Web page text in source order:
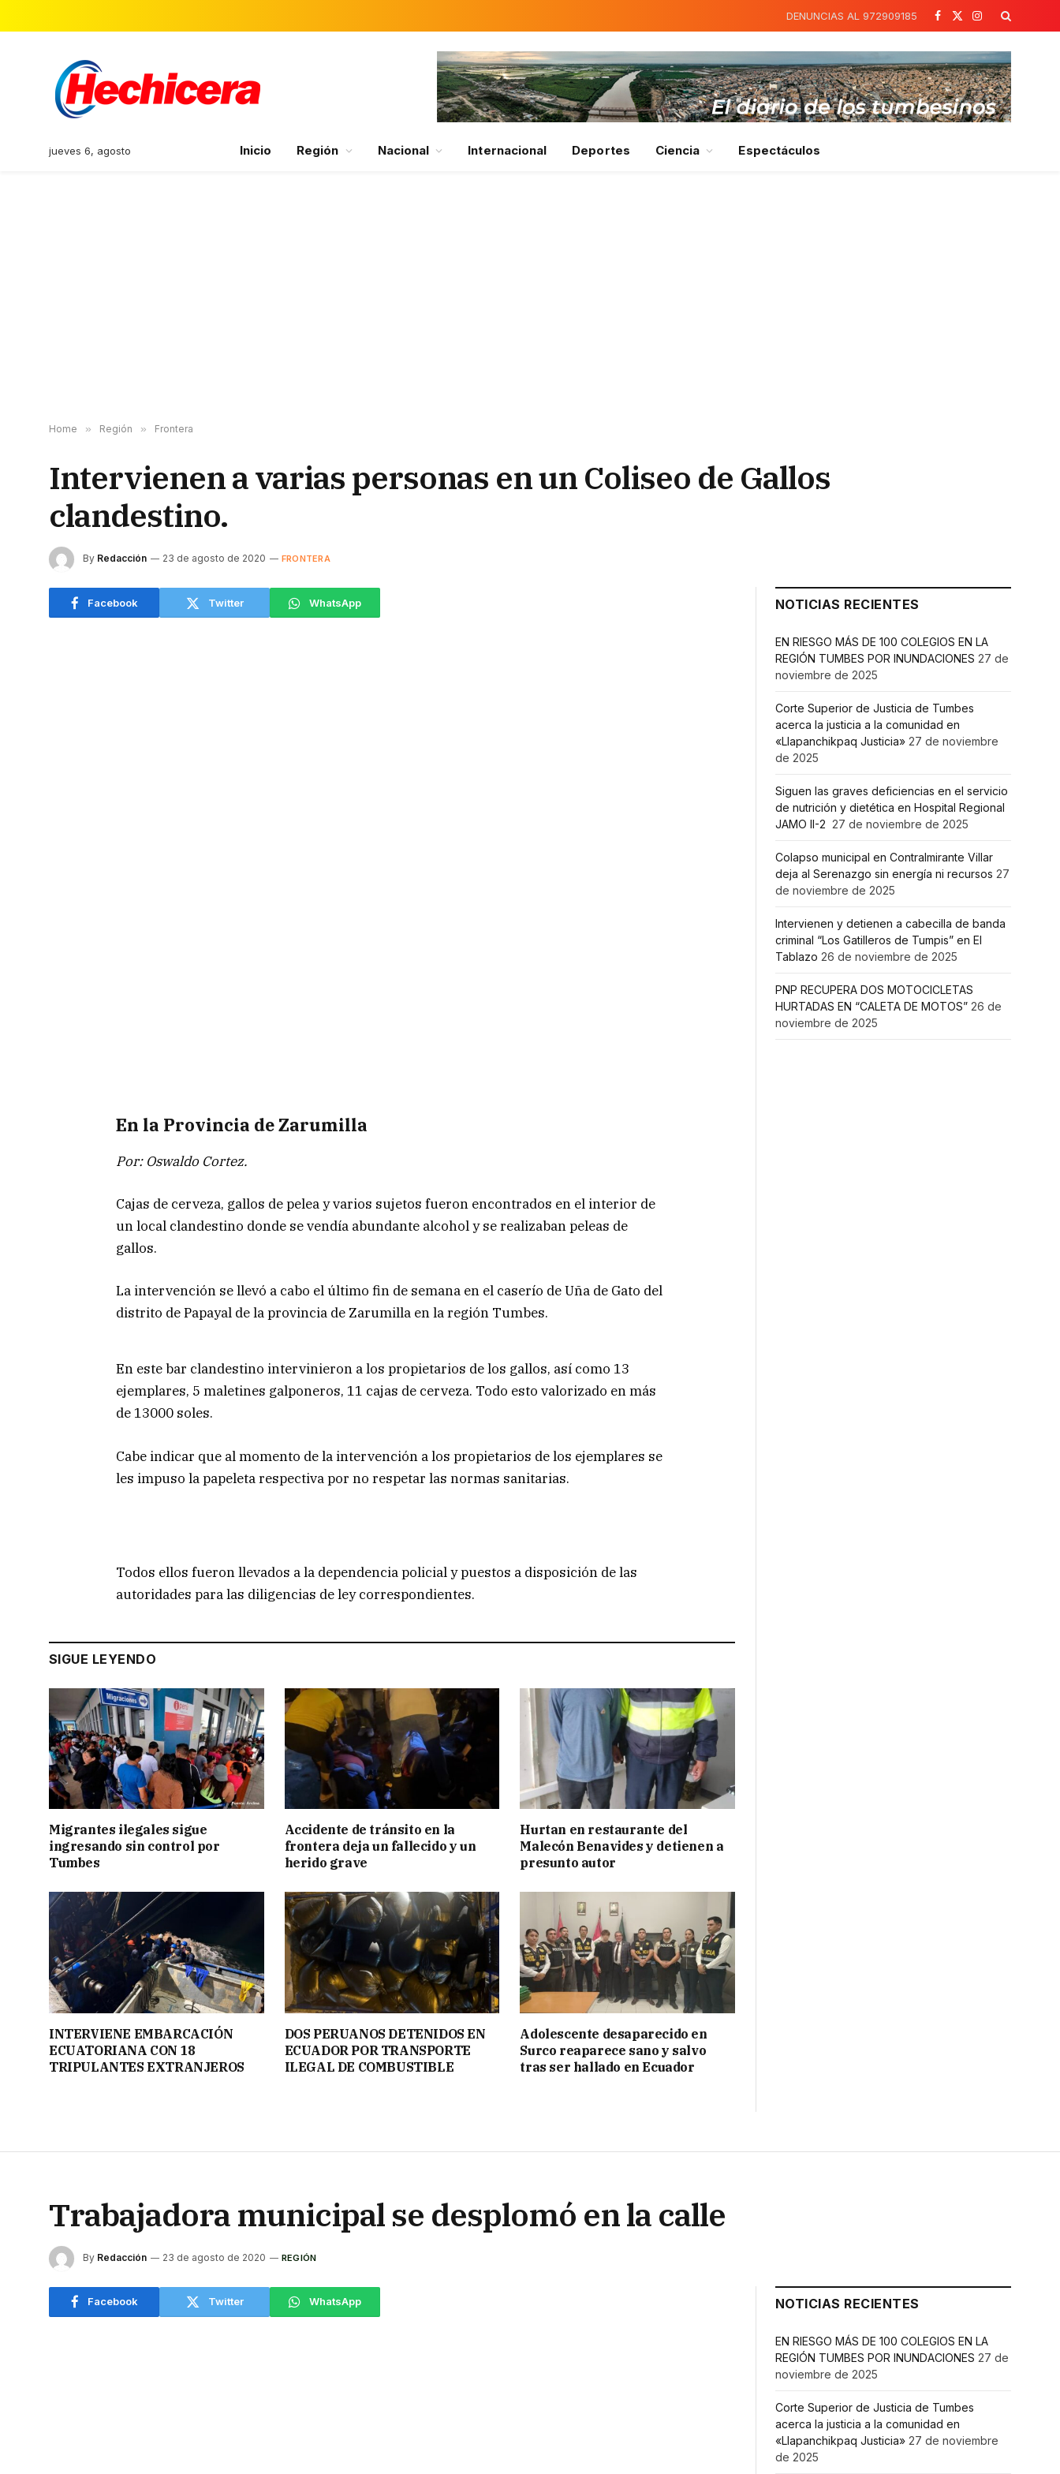
DENUNCIAS AL 972909185
Facebook
X
Instagram
jueves 6, agosto Inicio Región Nacional Internacional Deportes Ciencia Espectáculos
Home » Región » Frontera
Intervienen a varias personas en un Coliseo de Gallos
clandestino.
By Redacción 23 de agosto de 2020 FRONTERA
Facebook Twitter WhatsApp
En la Provincia de Zarumilla
Por: Oswaldo Cortez.
Cajas de cerveza, gallos de pelea y varios sujetos fueron encontrados en el interior de
un local clandestino donde se vendía abundante alcohol y se realizaban peleas de
gallos.
La intervención se llevó a cabo el último fin de semana en el caserío de Uña de Gato del
distrito de Papayal de la provincia de Zarumilla en la región Tumbes.
En este bar clandestino intervinieron a los propietarios de los gallos, así como 13
ejemplares, 5 maletines galponeros, 11 cajas de cerveza. Todo esto valorizado en más
de 13000 soles.
Cabe indicar que al momento de la intervención a los propietarios de los ejemplares se
les impuso la papeleta respectiva por no respetar las normas sanitarias.
Todos ellos fueron llevados a la dependencia policial y puestos a disposición de las
autoridades para las diligencias de ley correspondientes.
SIGUE LEYENDO
Migrantes ilegales sigue
ingresando sin control por
Tumbes
Accidente de tránsito en la
frontera deja un fallecido y un
herido grave
Hurtan en restaurante del
Malecón Benavides y detienen a
presunto autor
INTERVIENE EMBARCACIÓN
ECUATORIANA CON 18
TRIPULANTES EXTRANJEROS
DOS PERUANOS DETENIDOS EN
ECUADOR POR TRANSPORTE
ILEGAL DE COMBUSTIBLE
Adolescente desaparecido en
Surco reaparece sano y salvo
tras ser hallado en Ecuador
NOTICIAS RECIENTES
EN RIESGO MÁS DE 100 COLEGIOS EN LA
REGIÓN TUMBES POR INUNDACIONES 27 de
noviembre de 2025
Corte Superior de Justicia de Tumbes
acerca la justicia a la comunidad en
«Llapanchikpaq Justicia» 27 de noviembre
de 2025
Siguen las graves deficiencias en el servicio
de nutrición y dietética en Hospital Regional
JAMO II-2 27 de noviembre de 2025
Colapso municipal en Contralmirante Villar
deja al Serenazgo sin energía ni recursos 27
de noviembre de 2025
Intervienen y detienen a cabecilla de banda
criminal “Los Gatilleros de Tumpis” en El
Tablazo 26 de noviembre de 2025
PNP RECUPERA DOS MOTOCICLETAS
HURTADAS EN “CALETA DE MOTOS” 26 de
noviembre de 2025
Trabajadora municipal se desplomó en la calle
By Redacción 23 de agosto de 2020 REGIÓN
Facebook Twitter WhatsApp NOTICIAS RECIENTES
EN RIESGO MÁS DE 100 COLEGIOS EN LA
REGIÓN TUMBES POR INUNDACIONES 27 de
noviembre de 2025
Corte Superior de Justicia de Tumbes
acerca la justicia a la comunidad en
«Llapanchikpaq Justicia» 27 de noviembre
de 2025